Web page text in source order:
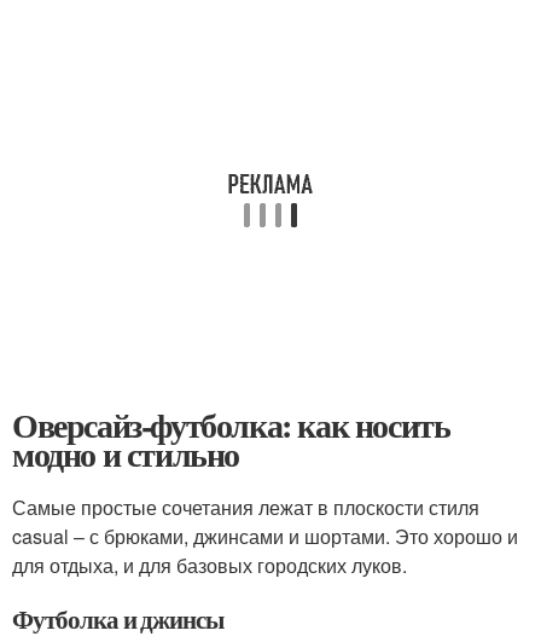
Оверсайз-футболка: как носить
модно и стильно
Самые простые сочетания лежат в плоскости стиля
casual – с брюками, джинсами и шортами. Это хорошо и
для отдыха, и для базовых городских луков.
Футболка и джинсы